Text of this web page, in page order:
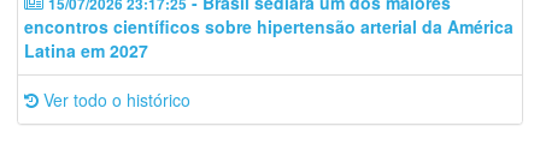
15/07/2026 23:17:25
encontros científicos sobre hipertensão arterial da América
Latina em 2027
Ver todo o histórico